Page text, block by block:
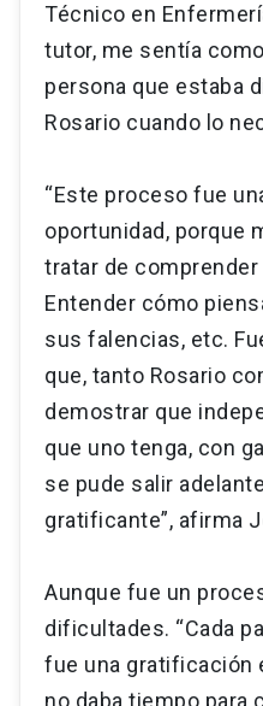
Técnico en
tutor, me sentía
persona que estaba
Rosario cuando lo
“Este proceso fue
oportunidad, porque
tratar de
Entender cómo
sus falencias, etc.
que, tanto Rosario
demostrar que
que uno tenga, con
se pude salir
gratificante”, afirma
Aunque fue un
dificultades. “Cada
fue una gratificación